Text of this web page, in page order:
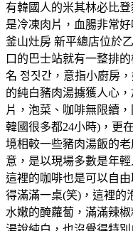
有韓國人的米其林必比
是冷凍肉片，血腸非常
釜山灶房 新平總店位於
口的巴士站就有一整排
名 정짓간，意指小廚房
的純白豬肉湯擄獲人心
片，泡菜、咖啡無限續
韓國很多都24小時)，更
境相較一些豬肉湯飯的
意，是以現場多數是年
這裡的咖啡也是可以自
得滿滿一桌(笑)，這裡的
水嫩的醃蘿蔔，滿滿辣